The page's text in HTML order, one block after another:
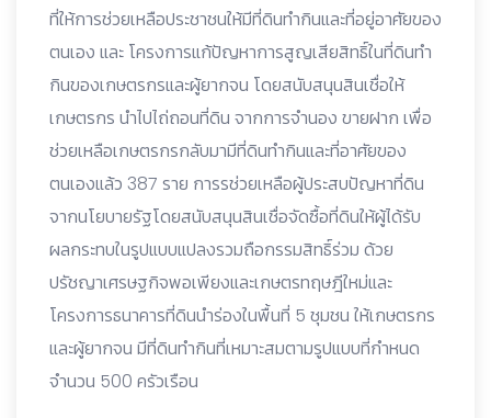
ที่ให้การช่วยเหลือประชาชนให้มีที่ดินทำกินและที่อยู่อาศัยของ
ตนเอง และ โครงการแก้ปัญหาการสูญเสียสิทธิ์ในที่ดินทำ
กินของเกษตรกรและผู้ยากจน โดยสนับสนุนสินเชื่อให้
เกษตรกร นำไปไถ่ถอนที่ดิน จากการจำนอง ขายฝาก เพื่อ
ช่วยเหลือเกษตรกรกลับมามีที่ดินทำกินและที่อาศัยของ
ตนเองแล้ว 387 ราย การรช่วยเหลือผู้ประสบปัญหาที่ดิน
จากนโยบายรัฐโดยสนับสนุนสินเชื่อจัดซื้อที่ดินให้ผู้ได้รับ
ผลกระทบในรูปแบบแปลงรวมถือกรรมสิทธิ์ร่วม ด้วย
ปรัชญาเศรษฐกิจพอเพียงและเกษตรทฤษฎีใหม่และ
โครงการธนาคารที่ดินนำร่องในพื้นที่ 5 ชุมชน ให้เกษตรกร
และผู้ยากจน มีที่ดินทำกินที่เหมาะสมตามรูปแบบที่กำหนด
จำนวน 500 ครัวเรือน